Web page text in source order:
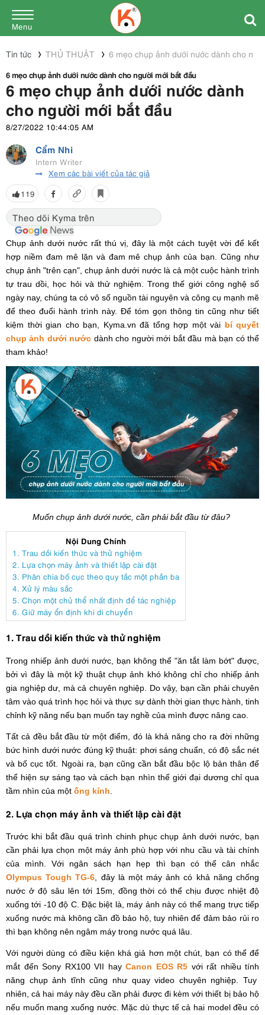
Menu
Tin tức THỦ THUẬT
6 mẹo chụp ảnh dưới nước dành cho
6 mẹo chụp ảnh dưới nước dành cho người mới bắt đầu
6 mẹo chụp ảnh dưới nước dành
cho người mới bắt đầu
8/27/2022 10:44:05 AM
Cẩm Nhi
Intern Writer
Xem các bài viết của tác giả
119
Theo dõi Kyma trên
Chụp ảnh dưới nước rất thú vị, đây là một cách tuyệt vời để kết
hợp niềm đam mê lặn và đam mê chụp ảnh của bạn. Cũng như
chụp ảnh "trên cạn", chụp ảnh dưới nước là cả một cuộc hành trình
tự trau dồi, học hỏi và thử nghiệm. Trong thế giới công nghệ số
ngày nay, chúng ta có vô số nguồn tài nguyên và công cụ mạnh mẽ
để theo đuổi hành trình này. Để tóm gọn thông tin cũng như tiết
kiệm thời gian cho bạn, Kyma.vn đã tổng hợp một vài bí quyết
chụp ảnh dưới nước dành cho người mới bắt đầu mà bạn có thể
tham khảo!
Muốn chụp ảnh dưới nước, cần phải bắt đầu từ đâu?
Nội Dung Chính
1. Trau dồi kiến thức và thử nghiệm
2. Lựa chọn máy ảnh và thiết lập cài đặt
3. Phân chia bố cục theo quy tắc một phần ba
4. Xử lý màu sắc
5. Chọn một chủ thể nhất định để tác nghiệp
6. Giữ máy ổn định khi di chuyển
1. Trau dồi kiến thức và thử nghiệm
Trong nhiếp ảnh dưới nước, bạn không thể "ăn tắt làm bớt" được,
bởi vì đây là một kỹ thuật chụp ảnh khó không chỉ cho nhiếp ảnh
gia nghiệp dư, mà cả chuyên nghiệp. Do vậy, bạn cần phải chuyên
tâm vào quá trình học hỏi và thực sự dành thời gian thực hành, tinh
chỉnh kỹ năng nếu bạn muốn tay nghề của mình được nâng cao.
Tất cả đều bắt đầu từ một điểm, đó là khả năng cho ra đời những
bức hình dưới nước đúng kỹ thuật: phơi sáng chuẩn, có độ sắc nét
và bố cục tốt. Ngoài ra, bạn cũng cần bắt đầu bộc lộ bản thân để
thể hiện sự sáng tạo và cách bạn nhìn thế giới đại dương chỉ qua
tầm nhìn của một ống kính
2. Lựa chọn máy ảnh và thiết lập cài đặt
Trước khi bắt đầu quá trình chinh phục chụp ảnh dưới nước, bạn
cần phải lựa chọn một máy ảnh phù hợp với nhu cầu và tài chính
của mình. Với ngân sách hạn hẹp thì bạn có thể cân nhắc
Olympus Tough TG-6 , đây là một máy ảnh có khả năng chống
nước ở độ sâu lên tới 15m, đồng thời có thể chịu được nhiệt độ
xuống tới -10 độ C. Đặc biệt là, máy ảnh này có thể mang trực tiếp
xuống nước mà không cần đồ bảo hộ, tuy nhiên để đảm bảo rủi ro
thì bạn không nên ngâm máy trong nước quá lâu.
Với người dùng có điều kiện khá giả hơn một chút, bạn có thể để
mắt đến Sony RX100 VII hay Canon EOS R5 với rất nhiều tính
năng chụp ảnh tĩnh cũng như quay video chuyên nghiệp. Tuy
nhiên, cả hai máy này đều cần phải được đi kèm với thiết bị bảo hộ
nếu muốn mang xuống nước. Mặc dù thực tế cả hai model đều có